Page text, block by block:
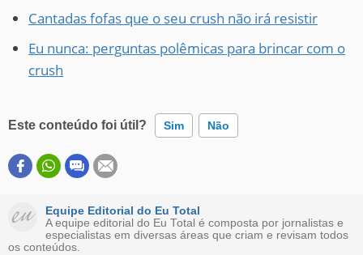
Cantadas fofas que o seu crush não irá resistir
Eu nunca: perguntas polêmicas para brincar com o
crush
Este conteúdo foi útil? Sim Não
Este conteúdo contém informação incorreta
Este conteúdo não tem a informação que procuro
Outro
Equipe Editorial do Eu Total
A equipe editorial do Eu Total é composta por jornalistas e
especialistas em diversas áreas que criam e revisam todos
os conteúdos.